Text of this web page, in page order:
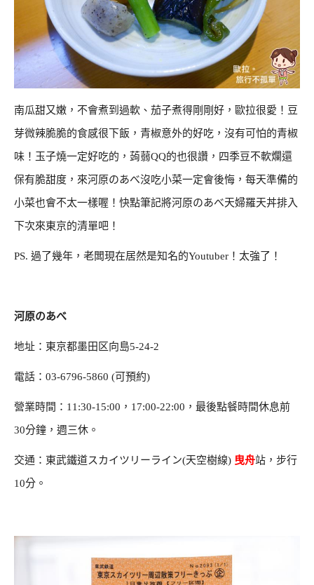
南瓜甜又嫩，不會煮到過軟、茄子煮得剛剛好，歐拉很愛！豆
芽微辣脆脆的食感很下飯，青椒意外的好吃，沒有可怕的青椒
味！玉子燒一定好吃的，蒟蒻QQ的也很讚，四季豆不軟爛還
保有脆甜度，來河原のあべ沒吃小菜一定會後悔，每天準備的
小菜也會不太一樣喔！快點筆記將河原のあべ天婦羅天丼排入
下次來東京的清單吧！
PS. 過了幾年，老闆現在居然是知名的Youtuber！太強了！
河原のあべ
地址：東京都墨田区向島5-24-2
電話：03-6796-5860 (可預約)
營業時間：11:30-15:00，17:00-22:00，最後點餐時間休息前
30分鐘，週三休。
交通：東武鐵道スカイツリーライン(天空樹線) 曳舟站，步行
10分。